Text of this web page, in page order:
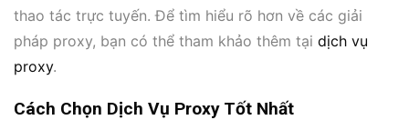
thao tác trực tuyến. Để tìm hiểu rõ hơn về các giải
pháp proxy, bạn có thể tham khảo thêm tại dịch vụ
proxy.
Cách Chọn Dịch Vụ Proxy Tốt Nhất